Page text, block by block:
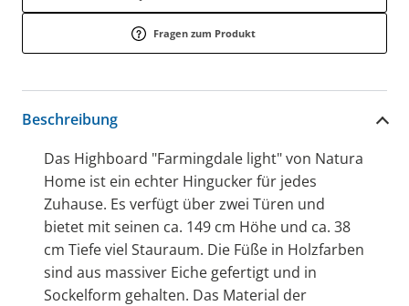
Fragen zum Produkt
Beschreibung
Das Highboard "Farmingdale light" von Natura
Home ist ein echter Hingucker für jedes
Zuhause. Es verfügt über zwei Türen und
bietet mit seinen ca. 149 cm Höhe und ca. 38
cm Tiefe viel Stauraum. Die Füße in Holzfarben
sind aus massiver Eiche gefertigt und in
Sockelform gehalten. Das Material der